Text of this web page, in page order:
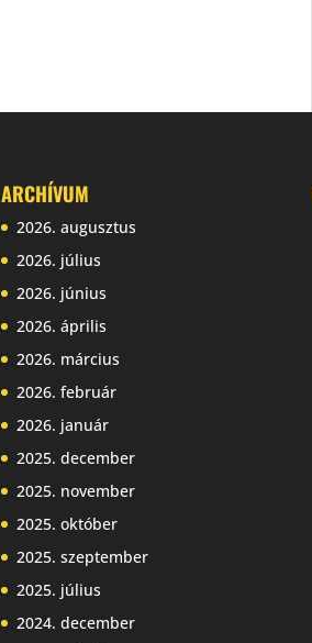
ARCHÍVUM
2026. augusztus
2026. július
2026. június
2026. április
2026. március
2026. február
2026. január
2025. december
2025. november
2025. október
2025. szeptember
2025. július
2024. december